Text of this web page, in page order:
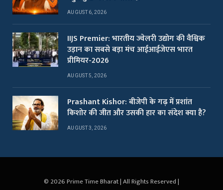
AUGUST 6, 2026
IIJS Premier: भारतीय ज्वेलरी उद्योग की वैश्विक
उड़ान का सबसे बड़ा मंच आईआईजेएस भारत
प्रीमियर-2026
AUGUST 5, 2026
Prashant Kishor: बीजेपी के गढ़ में प्रशांत
किशोर की जीत और उसकी हार का संदेश क्या है?
AUGUST 3, 2026
© 2026 Prime Time Bharat | All Rights Reserved |